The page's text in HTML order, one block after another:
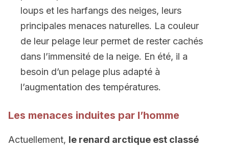
loups et les harfangs des neiges, leurs
principales menaces naturelles. La couleur
de leur pelage leur permet de rester cachés
dans l’immensité de la neige. En été, il a
besoin d’un pelage plus adapté à
l’augmentation des températures.
Les menaces induites par l’homme
Actuellement, le renard arctique est classé